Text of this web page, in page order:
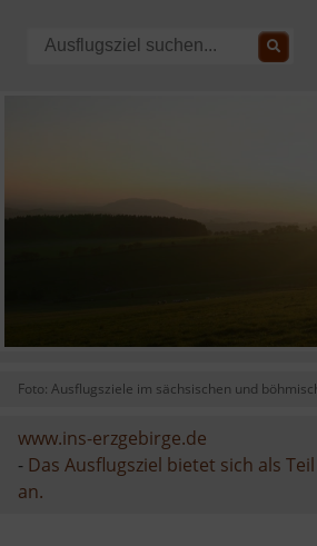
Foto: Ausflugsziele im sächsischen und
www.ins-erzgebirge.de
- Das Ausflugsziel bietet sich als
an.